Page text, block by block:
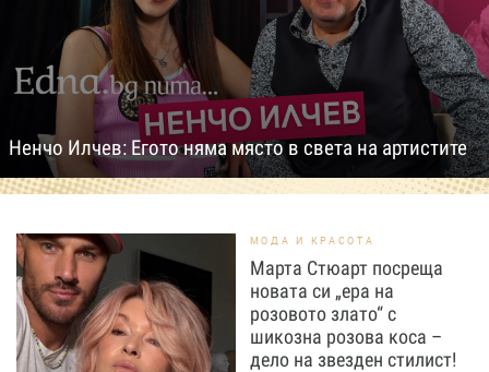
Ненчо Илчев: Егото няма място в света на артистите
МОДА И КРАСОТА
Марта Стюарт посреща
новата си „ера на
розовото злато“ с
шикозна розова коса –
дело на звезден стилист!